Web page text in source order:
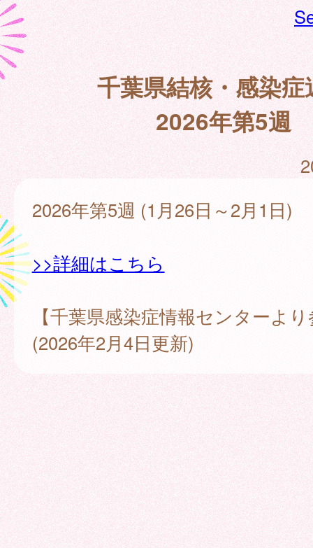
千葉県結核・感染症
2026年第5週
2026年第5週 (1月26日～2月1日)
>>詳細はこちら
【千葉県感染症情報センターよ
(2026年2月4日更新)